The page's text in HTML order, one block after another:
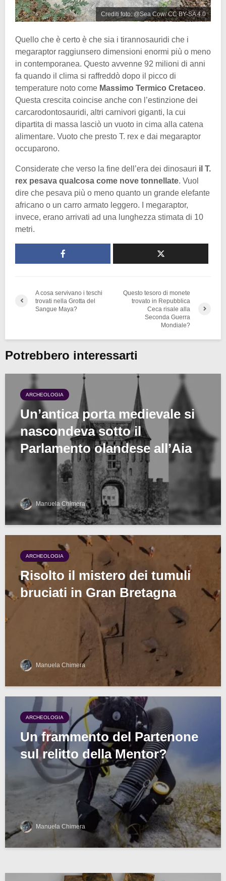
Crediti foto: @Sea Cow/ CC BY-SA 4.0
Quello che è certo è che sia i tirannosauridi che i
megaraptor raggiunsero dimensioni enormi più o meno
in contemporanea. Questo avvenne 92 milioni di anni
fa quando il clima si raffreddò dopo il picco di
temperature noto come Massimo Termico Cretaceo.
Questa crescita coincise anche con l’estinzione dei
carcarodontosauridi, altri carnivori giganti, la cui
dipartita di massa lasciò un vuoto in cima alla catena
alimentare. Vuoto che presto T. rex e dai megaraptor
occuparono.
Considerate che verso la fine dell’era dei dinosauri il T.
rex pesava qualcosa come nove tonnellate. Vuol
dire che pesava più o meno quanto un grande elefante
africano o un carro armato leggero. I megaraptor,
invece, erano arrivati ad una lunghezza stimata di 10
metri.
A cosa servivano i teschi
trovati nella Grotta del
Sangue Maya?
Questo tesoro di monete
trovato in Repubblica
Ceca risale alla
Seconda Guerra
Mondiale?
Potrebbero interessarti
ARCHEOLOGIA
Un’antica porta medievale si
nascondeva sotto il
Parlamento olandese all’Aia
Manuela Chimera
ARCHEOLOGIA
Risolto il mistero dei tumuli
bruciati in Gran Bretagna
Manuela Chimera
ARCHEOLOGIA
Un frammento del Partenone
sul relitto della Mentor?
Manuela Chimera